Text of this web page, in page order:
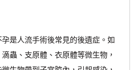
人流手術後常見的後遺症。如
蟲、支原體、衣原體等微生物，